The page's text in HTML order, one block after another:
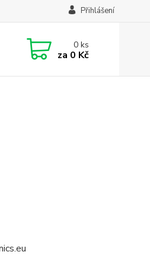
Přihlášení
0ks
za 0 Kč